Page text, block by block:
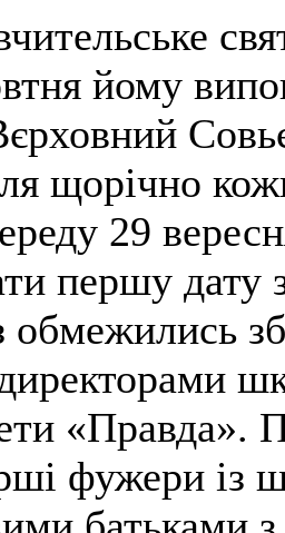
йому
щорічно
29
першу
«Правда».
фужери із